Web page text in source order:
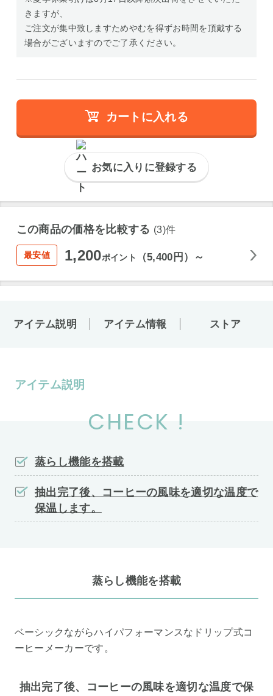
きますが、
ご注文が集中致しますためやむを得ずお時間を頂戴する
場合がございますのでご了承ください。
カートに入れる
お気に入りに登録する
この商品の価格を比較する (3)件
最安値 1,200ポイント （5,400円）～
アイテム説明 アイテム情報 ストア
アイテム説明
CHECK !
蒸らし機能を搭載
抽出完了後、コーヒーの風味を適切な温度で
保温します。
蒸らし機能を搭載
ベーシックながらハイパフォーマンスなドリップ式コ
ーヒーメーカーです。
抽出完了後、コーヒーの風味を適切な温度で保